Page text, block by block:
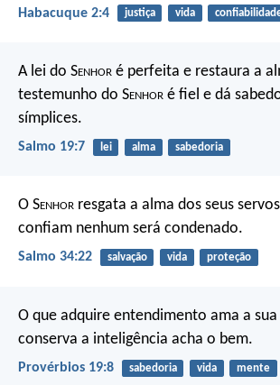
Habacuque 2:4 justiça vida
A lei do Senhor é perfeita e restaura a
testemunho do Senhor é fiel e dá
símplices.
Salmo 19:7 lei alma sabedoria
O Senhor resgata a alma dos seus
confiam nenhum será condenado.
Salmo 34:22 salvação vida proteção
O que adquire entendimento ama a
conserva a inteligência acha o bem.
Provérbios 19:8 sabedoria vida mente